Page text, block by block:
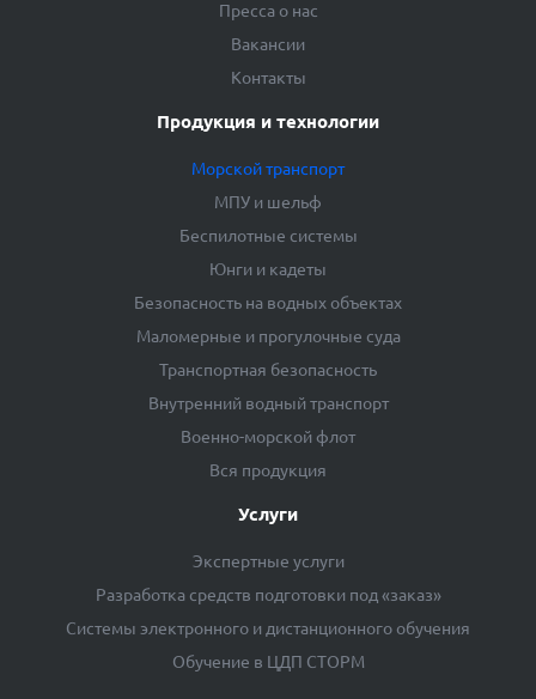
Пресса о нас
Вакансии
Контакты
Продукция и технологии
Морской транспорт
МПУ и шельф
Беспилотные системы
Юнги и кадеты
Безопасность на водных объектах
Маломерные и прогулочные суда
Транспортная безопасность
Внутренний водный транспорт
Военно-морской флот
Вся продукция
Услуги
Экспертные услуги
Разработка средств подготовки под «заказ»
Системы электронного и дистанционного обучения
Обучение в ЦДП СТОРМ